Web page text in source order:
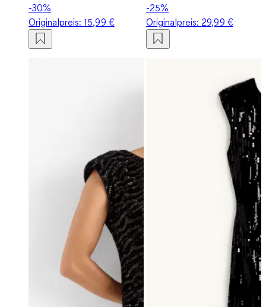
-30%
Originalpreis:15,99 €
-25%
Originalpreis: 29,99 €